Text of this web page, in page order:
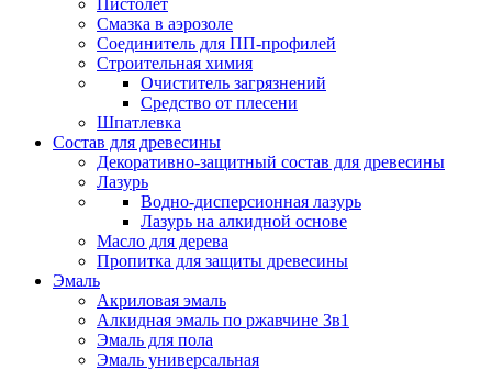
Пистолет
Смазка в аэрозоле
Соединитель для ПП-профилей
Строительная химия
Очиститель загрязнений
Средство от плесени
Шпатлевка
Состав для древесины
Декоративно-защитный состав для древесины
Лазурь
Водно-дисперсионная лазурь
Лазурь на алкидной основе
Масло для дерева
Пропитка для защиты древесины
Эмаль
Акриловая эмаль
Алкидная эмаль по ржавчине 3в1
Эмаль для пола
Эмаль универсальная